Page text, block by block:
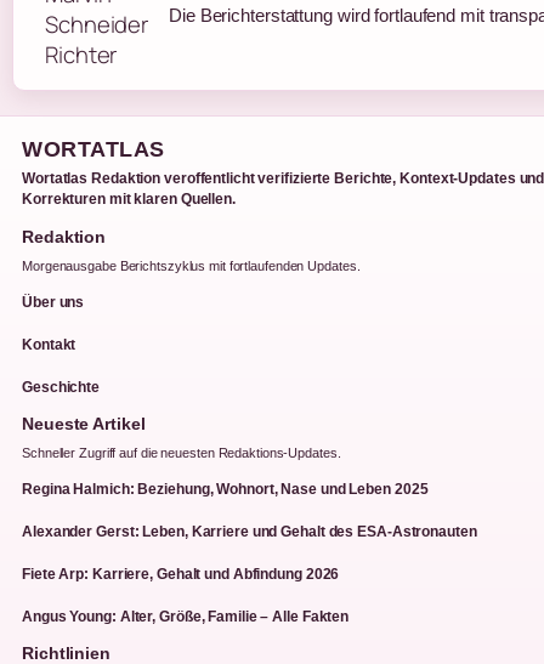
Die Berichterstattung wird fortlaufend mit
WORTATLAS
Wortatlas Redaktion veroffentlicht verifizierte Berichte, Kontext-Updates und
Korrekturen mit klaren Quellen.
Redaktion
Morgenausgabe Berichtszyklus mit fortlaufenden Updates.
Über uns
Kontakt
Geschichte
Neueste Artikel
Schneller Zugriff auf die neuesten Redaktions-Updates.
Regina Halmich: Beziehung, Wohnort, Nase und Leben 2025
Alexander Gerst: Leben, Karriere und Gehalt des ESA-Astronauten
Fiete Arp: Karriere, Gehalt und Abfindung 2026
Angus Young: Alter, Größe, Familie – Alle Fakten
Richtlinien